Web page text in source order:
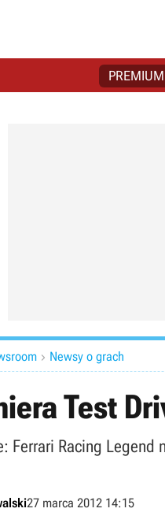
PREMIUM
 Newsy o grach
Test
Ferrari Racing
27 marca 2012 14:15